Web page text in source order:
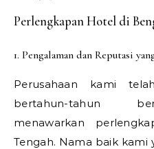
Perlengkapan Hotel di
1. Pengalaman dan Reputasi
Perusahaan kami
bertahun-tahun
menawarkan
Tengah. Nama baik